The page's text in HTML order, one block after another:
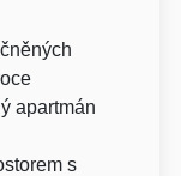
apartmán
s